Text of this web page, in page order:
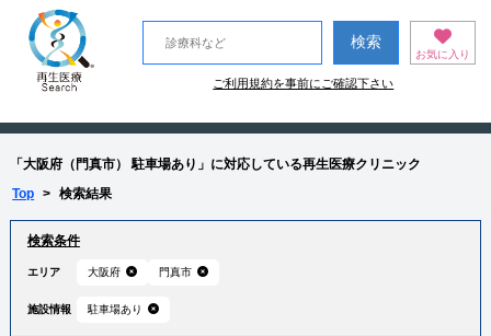
お気に入り
ご利用規約を事前にご確認下さい
「大阪府（門真市） 駐車場あり」に対応している再生医療クリニック
Top > 検索結果
検索条件
エリア 大阪府 門真市
施設情報 駐車場あり